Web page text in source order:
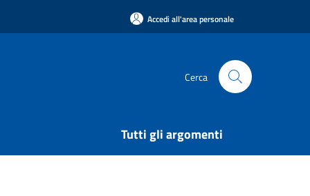
Accedi all'area personale
Cerca
Tutti gli argomenti